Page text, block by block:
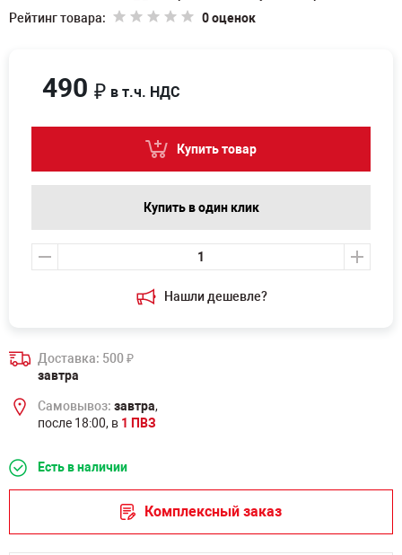
Рейтинг товара:
0 оценок
Нашли дешевле?
490 ₽ в т.ч. НДС
Купить товар
Купить в один клик
Доставка: 500₽
завтра
Самовывоз: завтра,
после 18:00, в 1 ПВЗ
Есть в наличии
Комплексный заказ